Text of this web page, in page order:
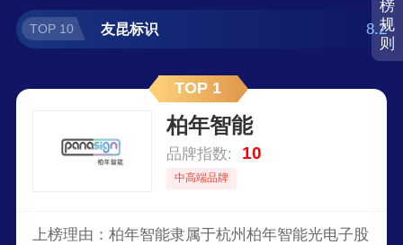
榜
规
则
TOP 10 友昆标识 8.2
TOP 1
柏年智能
品牌指数: 10
中高端品牌
上榜理由：柏年智能隶属于杭州柏年智能光电子股